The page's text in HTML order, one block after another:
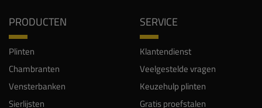
PRODUCTEN
Plinten
Chambranten
Vensterbanken
Sierlijsten
SERVICE
Klantendienst
Veelgestelde vragen
Keuzehulp plinten
Gratis proefstalen